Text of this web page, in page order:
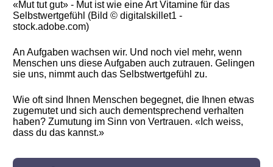
«Mut tut gut» - Mut ist wie eine Art Vitamine für das
Selbstwertgefühl (Bild © digitalskillet1 -
stock.adobe.com)
An Aufgaben wachsen wir. Und noch viel mehr, wenn
Menschen uns diese Aufgaben auch zutrauen. Gelingen
sie uns, nimmt auch das Selbstwertgefühl zu.
Wie oft sind Ihnen Menschen begegnet, die Ihnen etwas
zugemutet und sich auch dementsprechend verhalten
haben? Zumutung im Sinn von Vertrauen. «Ich weiss,
dass du das kannst.»